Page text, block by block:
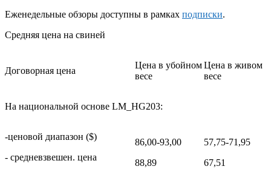
Еженедельные обзоры доступны в рамках подписки.
Средняя цена на свиней
Договорная цена
Цена в убойном
весе
Цена в живом
весе
На национальной основе LM_HG203:
-ценовой диапазон ($)
- средневзвешен. цена
86,00-93,00
88,89
57,75-71,95
67,51